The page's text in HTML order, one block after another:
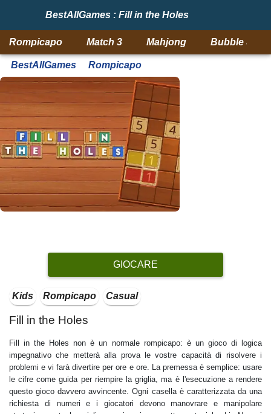
BestAllGames : Fill in the Holes
Rompicapo Match 3 Mahjong Bubble
BestAllGames Rompicapo
GIOCARE
Kids Rompicapo Casual
Fill in the Holes
Fill in the Holes non è un normale rompicapo: è un gioco di logica
impegnativo che metterà alla prova le vostre capacità di risolvere i
problemi e vi farà divertire per ore e ore. La premessa è semplice: usare
le cifre come guida per riempire la griglia, ma è l'esecuzione a rendere
questo gioco davvero avvincente. Ogni casella è caratterizzata da una
richiesta di numeri e i giocatori devono manovrare e manipolare